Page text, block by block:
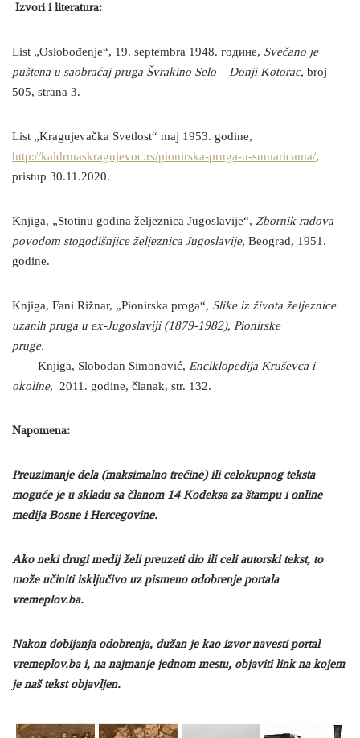
Izvori i literatura:
List „Oslobođenje“, 19. septembra 1948. године, Svečano je
puštena u saobraćaj pruga Švrakino Selo – Donji Kotorac, broj
505, strana 3.
List „Kragujevačka Svetlost“ maj 1953. godine,
http://kaldrmaskragujevoc.rs/pionirska-pruga-u-sumaricama/,
pristup 30.11.2020.
Knjiga, „Stotinu godina željeznica Jugoslavije“, Zbornik radova
povodom stogodišnjice željeznica Jugoslavije, Beograd, 1951.
godine.
Knjiga, Fani Rižnar, „Pionirska proga“, Slike iz života željeznice
uzanih pruga u ex-Jugoslaviji (1879-1982), Pionirske
pruge.
Knjiga, Slobodan Simonović, Enciklopedija Kruševca i
okoline, 2011. godine, članak, str. 132.
Napomena:
Preuzimanje dela (maksimalno trećine) ili celokupnog teksta
moguće je u skladu sa članom 14 Kodeksa za štampu i online
medija Bosne i Hercegovine.
Ako neki drugi medij želi preuzeti dio ili celi autorski tekst, to
može učiniti isključivo uz pismeno odobrenje portala
vremeplov.ba.
Nakon dobijanja odobrenja, dužan je kao izvor navesti portal
vremeplov.ba i, na najmanje jednom mestu, objaviti link na kojem
je naš tekst objavljen.